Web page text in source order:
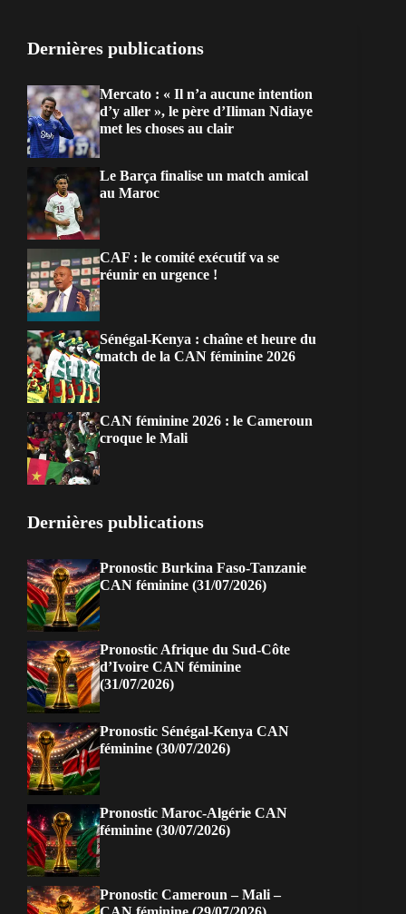
Dernières publications
Mercato : « Il n’a aucune intention
d’y aller », le père d’Iliman Ndiaye
met les choses au clair
Le Barça finalise un match amical
au Maroc
CAF : le comité exécutif va se
réunir en urgence !
Sénégal-Kenya : chaîne et heure du
match de la CAN féminine 2026
CAN féminine 2026 : le Cameroun
croque le Mali
Dernières publications
Pronostic Burkina Faso-Tanzanie
CAN féminine (31/07/2026)
Pronostic Afrique du Sud-Côte
d’Ivoire CAN féminine
(31/07/2026)
Pronostic Sénégal-Kenya CAN
féminine (30/07/2026)
Pronostic Maroc-Algérie CAN
féminine (30/07/2026)
Pronostic Cameroun – Mali –